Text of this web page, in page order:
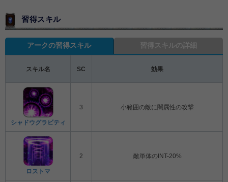
習得スキル
アークの習得スキル 習得スキルの詳細
スキル名 SC 効果
シャドウグラビティ
3 小範囲の敵に闇属性の攻撃
ロストマ
2 敵単体のINT-20%